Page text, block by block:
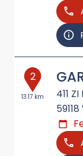
2
13.17 km
411
59118